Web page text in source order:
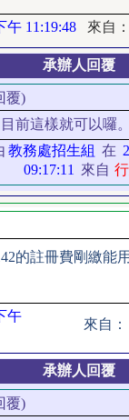
午 11:19:48 來自：
承辦人回覆
覆)
前這樣就可以囉。
教務處招生組 在
09:17:11
來自
的註冊費剛繳能
午
來自：
承辦人回覆
覆)